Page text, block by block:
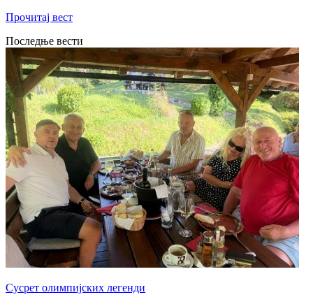
Прочитај вест
Последње вести
Сусрет олимпијских легенди